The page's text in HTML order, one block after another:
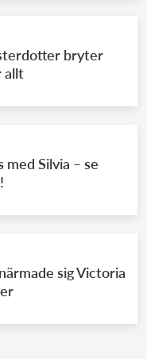
bryter
allt
med Silvia – se
sig Victoria